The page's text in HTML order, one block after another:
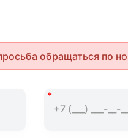
обращаться по